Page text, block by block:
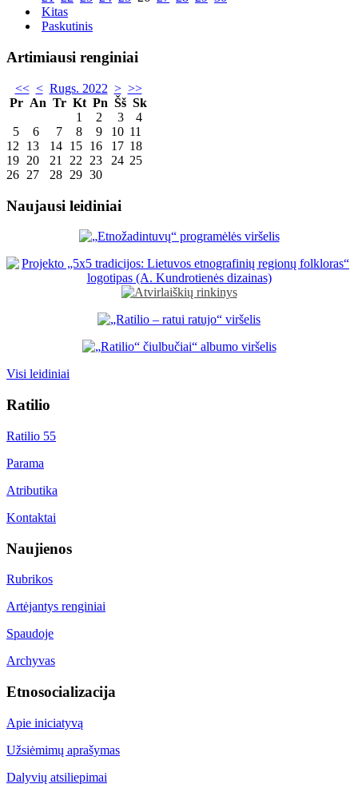
Kitas
Paskutinis
Artimiausi renginiai
<< < Rugs. 2022 > >>
Pr An Tr Kt Pn Šš Sk
1
2 3
4
5
6 7 8 9 10 11
12
13 14 15 16 17 18
19 20 21 22 23 24 25
26 27 28 29 30
Naujausi leidiniai
Visi leidiniai
Ratilio
Ratilio 55
Parama
Atributika
Kontaktai
Naujienos
Rubrikos
Artėjantys renginiai
Spaudoje
Archyvas
Etnosocializacija
Apie iniciatyvą
Užsiėmimų aprašymas
Dalyvių atsiliepimai